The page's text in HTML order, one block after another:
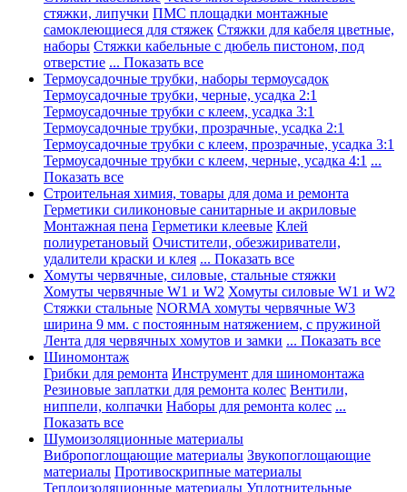
стяжки, липучки ПМС площадки монтажные
самоклеющиеся для стяжек Стяжки для кабеля цветные,
наборы Стяжки кабельные с дюбель пистоном, под
отверстие ... Показать все
Термоусадочные трубки, наборы термоусадок
Термоусадочные трубки, черные, усадка 2:1
Термоусадочные трубки с клеем, усадка 3:1
Термоусадочные трубки, прозрачные, усадка 2:1
Термоусадочные трубки с клеем, прозрачные, усадка 3:1
Термоусадочные трубки с клеем, черные, усадка 4:1 ...
Показать все
Строительная химия, товары для дома и ремонта
Герметики силиконовые санитарные и акриловые
Монтажная пена Герметики клеевые Клей
полиуретановый Очистители, обезжириватели,
удалители краски и клея ... Показать все
Хомуты червячные, силовые, стальные стяжки
Хомуты червячные W1 и W2 Хомуты силовые W1 и W2
Стяжки стальные NORMA хомуты червячные W3
ширина 9 мм. с постоянным натяжением, с пружиной
Лента для червячных хомутов и замки ... Показать все
Шиномонтаж
Грибки для ремонта Инструмент для шиномонтажа
Резиновые заплатки для ремонта колес Вентили,
ниппели, колпачки Наборы для ремонта колес ...
Показать все
Шумоизоляционные материалы
Вибропоглощающие материалы Звукопоглощающие
материалы Противоскрипные материалы
Теплоизоляционные материалы Уплотнительные